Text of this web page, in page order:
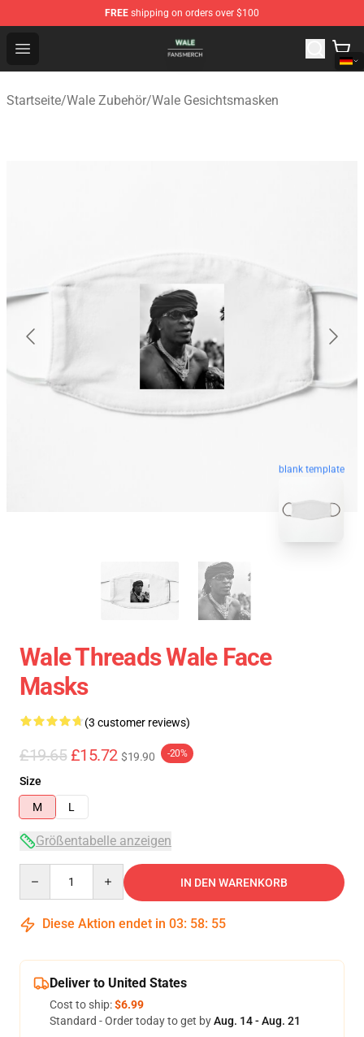
FREE shipping on orders over $100
Open menu
Wale Shop - Official Wale Merchandise Store
Startseite/Wale Zubehör/Wale Gesichtsmasken
blank template
Wale Threads Wale Face
Masks
(3 customer reviews)
£19.65 £15.72 $19.90 -20%
Size
M
L
Größentabelle anzeigen
IN DEN WARENKORB
Diese Aktion endet in 03: 58: 54
Deliver to United States
Cost to ship:$6.99
Standard - Order today to get byAug. 14 - Aug. 21